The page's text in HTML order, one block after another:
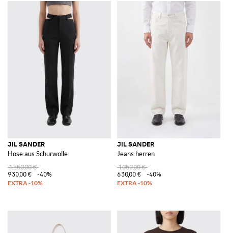
JIL SANDER
Hose aus Schurwolle
1.550,00 €
930,00 €
-40%
JIL SANDER
Jeans herren
1.050,00 €
630,00 €
-40%